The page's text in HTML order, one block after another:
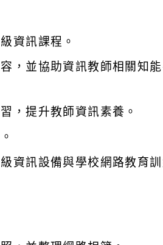
資訊課程。
，並協助資訊教師相關知
，提升教師資訊素養。
資訊設備與學校網路教育